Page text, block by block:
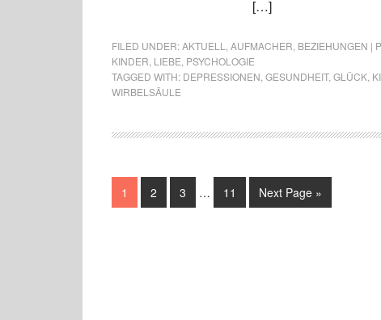
[…]
FILED UNDER:AKTUELL AUFMACHER BEZIEHUNGEN |
KINDER LIEBE PSYCHOLOGIE
TAGGED WITH: DEPRESSIONEN GESUNDHEIT, GLÜCK
WIRBELSÄULE
1 2 3 … 11 Next Page »